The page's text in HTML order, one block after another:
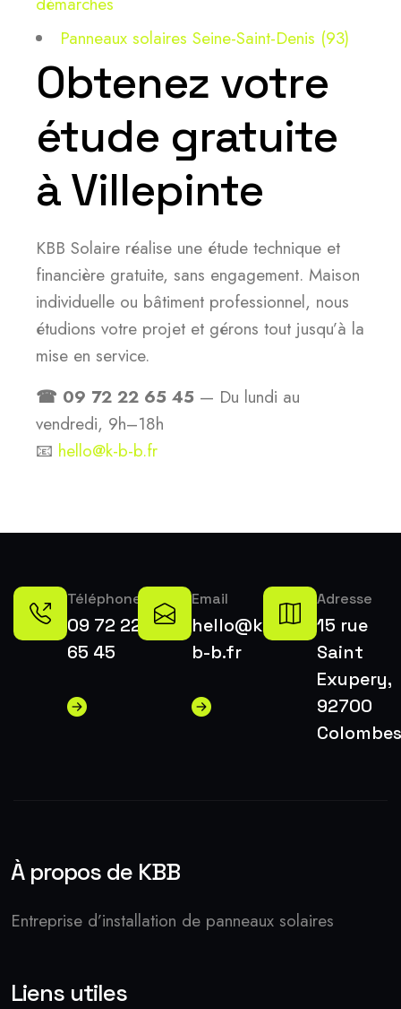
Panneaux solaires Seine-Saint-Denis (93)
Obtenez votre
étude gratuite
à Villepinte
KBB Solaire réalise une étude technique et
financière gratuite, sans engagement. Maison
individuelle ou bâtiment professionnel, nous
étudions votre projet et gérons tout jusqu’à la
mise en service.
☎ 09 72 22 65 45 — Du lundi au
vendredi, 9h–18h
📧 hello@k-b-b.fr
Téléphone
09 72 22
65 45
Email
hello@k-
b-b.fr
Adresse
15 rue
Saint
Exupery,
92700
Colombes
À propos de KBB
Entreprise d’installation de panneaux solaires
Liens utiles